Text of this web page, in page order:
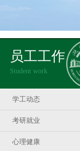
员工工作
Student work
学工动态
考研就业
心理健康